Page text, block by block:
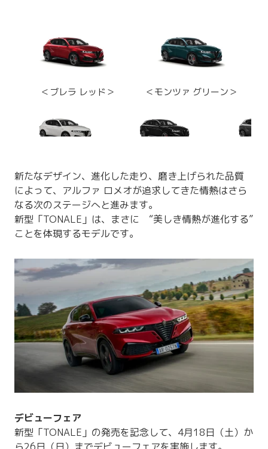
＜ブレラ レッド＞ ＜モンツァ グリーン＞
新たなデザイン、進化した走り、磨き上げられた品質
によって、アルファ ロメオが追求してきた情熱はさら
なる次のステージへと進みます。
新型「TONALE」は、まさに “美しき情熱が進化する”
ことを体現するモデルです。
デビューフェア
新型「TONALE」の発売を記念して、4月18日（土）か